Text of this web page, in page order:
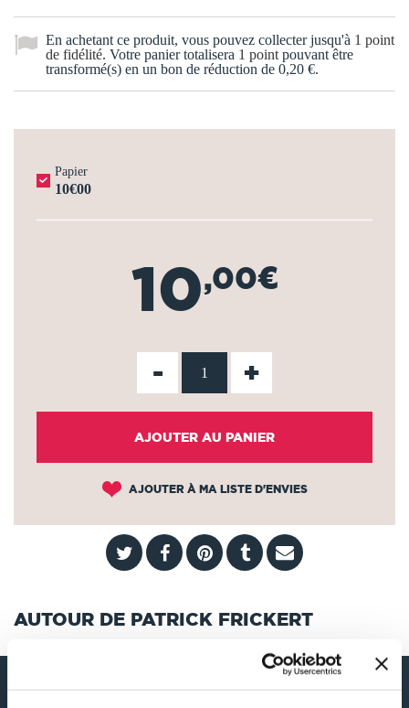
En achetant ce produit, vous pouvez collecter jusqu'à 1 point
de fidélité. Votre panier totalisera 1 point pouvant être
transformé(s) en un bon de réduction de 0,20 €.
Papier
10€00
10,00€
- +
AJOUTER AU PANIER
AJOUTER À MA LISTE D'ENVIES
AUTOUR DE PATRICK FRICKERT